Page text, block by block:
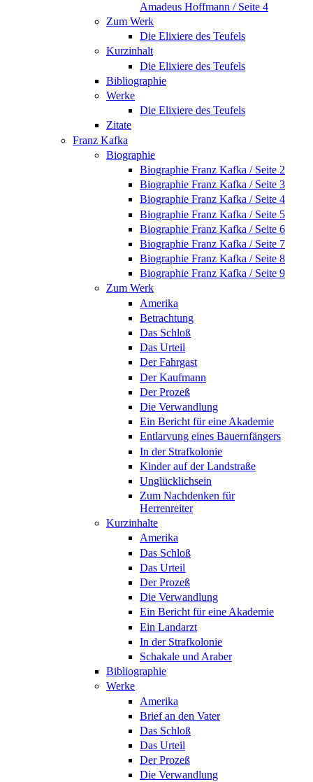
Amadeus Hoffmann / Seite 4
Zum Werk
Die Elixiere des Teufels
Kurzinhalt
Die Elixiere des Teufels
Bibliographie
Werke
Die Elixiere des Teufels
Zitate
Franz Kafka
Biographie
Biographie Franz Kafka / Seite 2
Biographie Franz Kafka / Seite 3
Biographie Franz Kafka / Seite 4
Biographie Franz Kafka / Seite 5
Biographie Franz Kafka / Seite 6
Biographie Franz Kafka / Seite 7
Biographie Franz Kafka / Seite 8
Biographie Franz Kafka / Seite 9
Zum Werk
Amerika
Betrachtung
Das Schloß
Das Urteil
Der Fahrgast
Der Kaufmann
Der Prozeß
Die Verwandlung
Ein Bericht für eine Akademie
Entlarvung eines Bauernfängers
In der Strafkolonie
Kinder auf der Landstraße
Unglücklichsein
Zum Nachdenken für
Herrenreiter
Kurzinhalte
Amerika
Das Schloß
Das Urteil
Der Prozeß
Die Verwandlung
Ein Bericht für eine Akademie
Ein Landarzt
In der Strafkolonie
Schakale und Araber
Bibliographie
Werke
Amerika
Brief an den Vater
Das Schloß
Das Urteil
Der Prozeß
Die Verwandlung